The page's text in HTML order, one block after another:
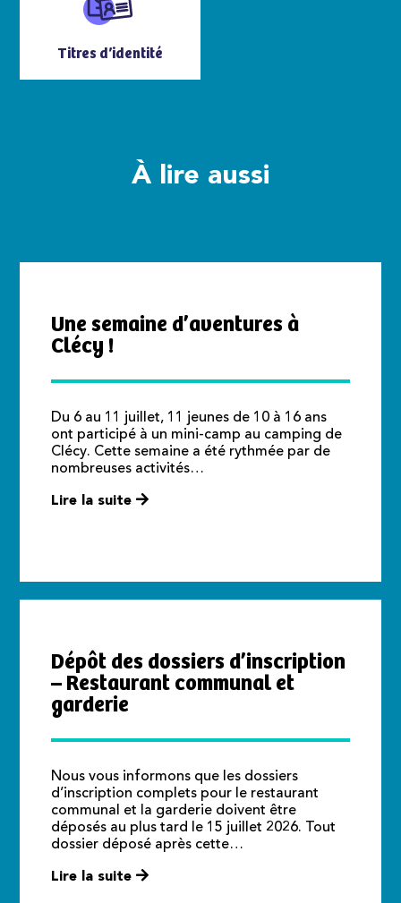
Titres d’identité
À lire aussi
Une semaine d’aventures à
Clécy !
Du 6 au 11 juillet, 11 jeunes de 10 à 16 ans
ont participé à un mini-camp au camping de
Clécy. Cette semaine a été rythmée par de
nombreuses activités…
Lire la suite
Dépôt des dossiers d’inscription
– Restaurant communal et
garderie
Nous vous informons que les dossiers
d’inscription complets pour le restaurant
communal et la garderie doivent être
déposés au plus tard le 15 juillet 2026. Tout
dossier déposé après cette…
Lire la suite